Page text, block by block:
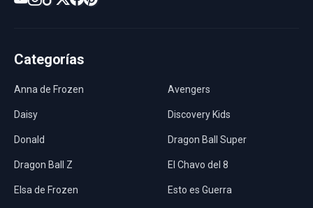
Categorías
Anna de Frozen Avengers
Daisy Discovery Kids
Donald Dragon Ball Super
Dragon Ball Z El Chavo del 8
Elsa de Frozen Esto es Guerra